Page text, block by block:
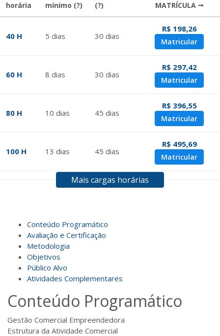
horária
mínimo (?)
(?)
MATRÍCULA →
40 H 5 dias 30 dias
R$ 198,26
Matricular
60 H 8 dias 30 dias
R$ 297,42
Matricular
80 H 10 dias 45 dias
R$ 396,55
Matricular
100 H 13 dias 45 dias
R$ 495,69
Matricular
dias 60dias
140 H 18dias 60dias
160 H 20dias
180 H 23dias 90dias
R$ 892,23
Mais cargas horárias
Conteúdo Programático
Avaliação e Certificação
Metodologia
Objetivos
Público Alvo
Atividades Complementares
Conteúdo Programático
Gestão Comercial Empreendedora
Estrutura da Atividade Comercial